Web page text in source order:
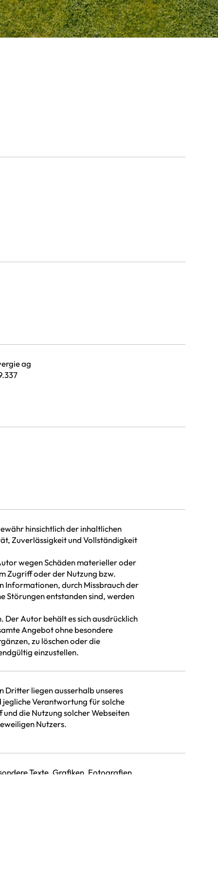
ag
hinsichtlich der inhaltlichen
Zuverlässigkeit und Vollständigkeit
wegen Schäden materieller oder
Zugriff oder der Nutzung bzw.
Informationen, durch Missbrauch der
Störungen entstanden sind, werden
Autor behält es sich ausdrücklich
Angebot ohne besondere
zu löschen oder die
einzustellen.
Dritter liegen ausserhalb unseres
Verantwortung für solche
die Nutzung solcher Webseiten
Nutzers.
Texte, Grafiken, Fotografien,